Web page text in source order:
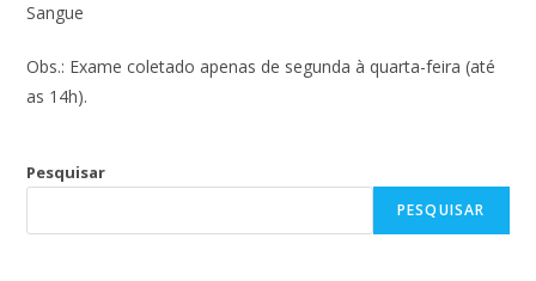
Sangue
Obs.: Exame coletado apenas de segunda à quarta-feira (até
as 14h).
Pesquisar
PESQUISAR